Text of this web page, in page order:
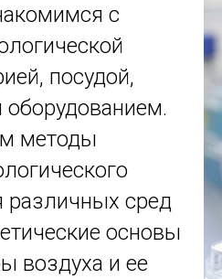
с
посудой,
оборудованием.
методы
различных сред
основы
воздуха и ее